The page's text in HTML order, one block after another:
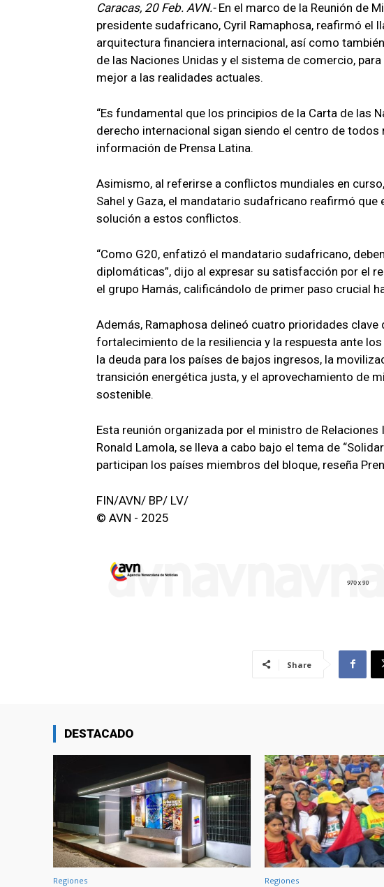
Caracas, 20 Feb. AVN.- En el marco de la Reunión de
presidente sudafricano, Cyril Ramaphosa, reafirmó el
arquitectura financiera internacional, así como
de las Naciones Unidas y el sistema de comercio,
mejor a las realidades actuales.
“Es fundamental que los principios de la Carta de las
derecho internacional sigan siendo el centro de
información de Prensa Latina.
Asimismo, al referirse a conflictos mundiales en
Sahel y Gaza, el mandatario sudafricano reafirmó que
solución a estos conflictos.
“Como G20, enfatizó el mandatario sudafricano,
diplomáticas”, dijo al expresar su satisfacción por el
el grupo Hamás, calificándolo de primer paso crucial
Además, Ramaphosa delineó cuatro prioridades clave
fortalecimiento de la resiliencia y la respuesta ante
la deuda para los países de bajos ingresos, la
transición energética justa, y el aprovechamiento de
sostenible.
Esta reunión organizada por el ministro de
Ronald Lamola, se lleva a cabo bajo el tema de
participan los países miembros del bloque, reseña
FIN/AVN/ BP/ LV/
© AVN - 2025
Share
DESTACADO
Regiones Regiones